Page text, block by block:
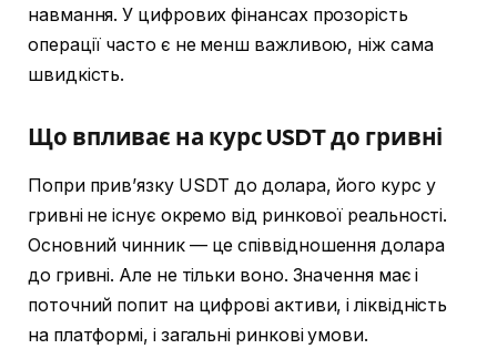
навмання. У цифрових фінансах прозорість
операції часто є не менш важливою, ніж сама
швидкість.
Що впливає на курс USDT до гривні
Попри прив’язку USDT до долара, його курс у
гривні не існує окремо від ринкової реальності.
Основний чинник — це співвідношення долара
до гривні. Але не тільки воно. Значення має і
поточний попит на цифрові активи, і ліквідність
на платформі, і загальні ринкові умови.